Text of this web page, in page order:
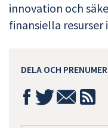
innovation och
finansiella
DELA OCH